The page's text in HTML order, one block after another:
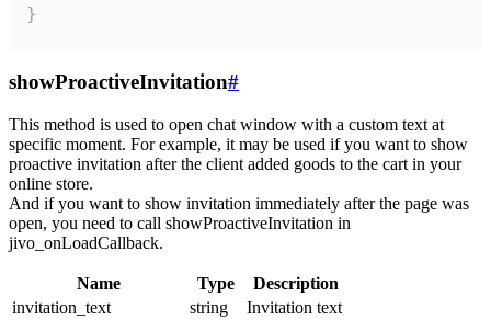
}
showProactiveInvitation#
This method is used to open chat window with a custom text at
specific moment. For example, it may be used if you want to show
proactive invitation after the client added goods to the cart in your
online store.
And if you want to show invitation immediately after the page was
open, you need to call showProactiveInvitation in
jivo_onLoadCallback.
Name Type
Description
invitation_text
string
Invitation text